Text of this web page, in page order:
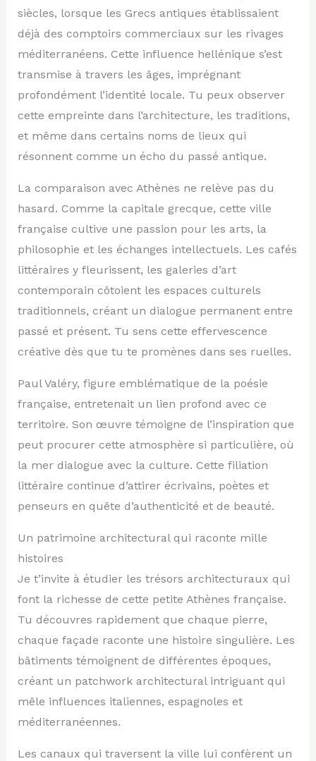
siècles, lorsque les Grecs antiques établissaient
déjà des comptoirs commerciaux sur les rivages
méditerranéens. Cette influence hellénique s’est
transmise à travers les âges, imprégnant
profondément l’identité locale. Tu peux observer
cette empreinte dans l’architecture, les traditions,
et même dans certains noms de lieux qui
résonnent comme un écho du passé antique.
La comparaison avec Athènes ne relève pas du
hasard. Comme la capitale grecque, cette ville
française cultive une passion pour les arts, la
philosophie et les échanges intellectuels. Les cafés
littéraires y fleurissent, les galeries d’art
contemporain côtoient les espaces culturels
traditionnels, créant un dialogue permanent entre
passé et présent. Tu sens cette effervescence
créative dès que tu te promènes dans ses ruelles.
Paul Valéry, figure emblématique de la poésie
française, entretenait un lien profond avec ce
territoire. Son œuvre témoigne de l’inspiration que
peut procurer cette atmosphère si particulière, où
la mer dialogue avec la culture. Cette filiation
littéraire continue d’attirer écrivains, poètes et
penseurs en quête d’authenticité et de beauté.
Un patrimoine architectural qui raconte mille
histoires
Je t’invite à étudier les trésors architecturaux qui
font la richesse de cette petite Athènes française.
Tu découvres rapidement que chaque pierre,
chaque façade raconte une histoire singulière. Les
bâtiments témoignent de différentes époques,
créant un patchwork architectural intriguant qui
mêle influences italiennes, espagnoles et
méditerranéennes.
Les canaux qui traversent la ville lui confèrent un